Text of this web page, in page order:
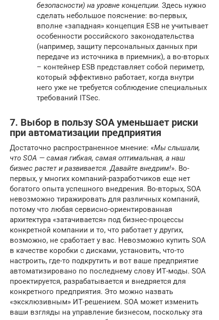
безопасности) на уровне концепции. Здесь нужно
сделать небольшое пояснение: во-первых,
вполне «западная» концепция ESB не учитывает
особенности российского законодательства
(например, защиту персональных данных при
передаче из источника в приемник), а во-вторых
– контейнер ESB представляет собой периметр,
который эффективно работает, когда внутри
него уже не требуется соблюдение специальных
требований ITSec.
7. Выбор в пользу SOA уменьшает риски
при автоматизации предприятия
Достаточно распространенное мнение: «Мы слышали,
что SOA — самая гибкая, самая оптимальная, а наш
бизнес растет и развивается. Давайте внедрим!». Во-
первых, у многих компаний-разработчиков еще нет
богатого опыта успешного внедрения. Во-вторых, SOA
невозможно тиражировать для различных компаний,
потому что любая сервисно-ориентированная
архитектура «затачивается» под бизнес-процессы
конкретной компании и то, что работает у других,
возможно, не сработает у вас. Невозможно купить SOA
в качестве коробки с дисками, установить, что-то
настроить, где-то подкрутить и вот ваше предприятие
автоматизировано по последнему слову ИТ-моды. SOA
проектируется, разрабатывается и внедряется для
конкретного предприятия. Это можно назвать
«эксклюзивным» ИТ-решением. SOA может изменить
ваши взгляды на управление бизнесом, поскольку эта